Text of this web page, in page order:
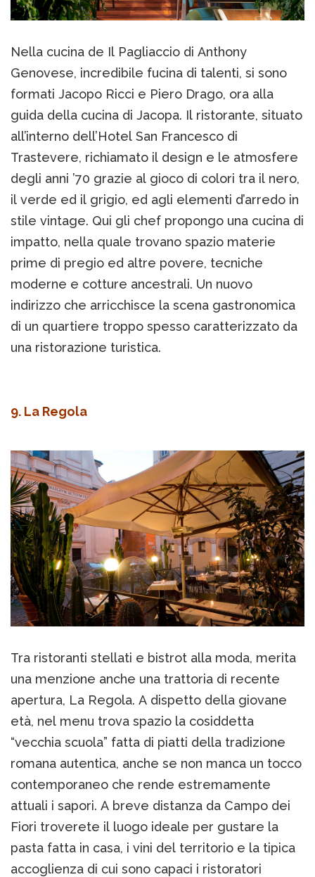
Nella cucina de Il Pagliaccio di Anthony
Genovese, incredibile fucina di talenti, si sono
formati Jacopo Ricci e Piero Drago, ora alla
guida della cucina di Jacopa. Il ristorante, situato
all’interno dell’Hotel San Francesco di
Trastevere, richiamato il design e le atmosfere
degli anni ’70 grazie al gioco di colori tra il nero,
il verde ed il grigio, ed agli elementi d’arredo in
stile vintage. Qui gli chef propongo una cucina di
impatto, nella quale trovano spazio materie
prime di pregio ed altre povere, tecniche
moderne e cotture ancestrali. Un nuovo
indirizzo che arricchisce la scena gastronomica
di un quartiere troppo spesso caratterizzato da
una ristorazione turistica.
9. La Regola
Tra ristoranti stellati e bistrot alla moda, merita
una menzione anche una trattoria di recente
apertura, La Regola. A dispetto della giovane
età, nel menu trova spazio la cosiddetta
“vecchia scuola” fatta di piatti della tradizione
romana autentica, anche se non manca un tocco
contemporaneo che rende estremamente
attuali i sapori. A breve distanza da Campo dei
Fiori troverete il luogo ideale per gustare la
pasta fatta in casa, i vini del territorio e la tipica
accoglienza di cui sono capaci i ristoratori